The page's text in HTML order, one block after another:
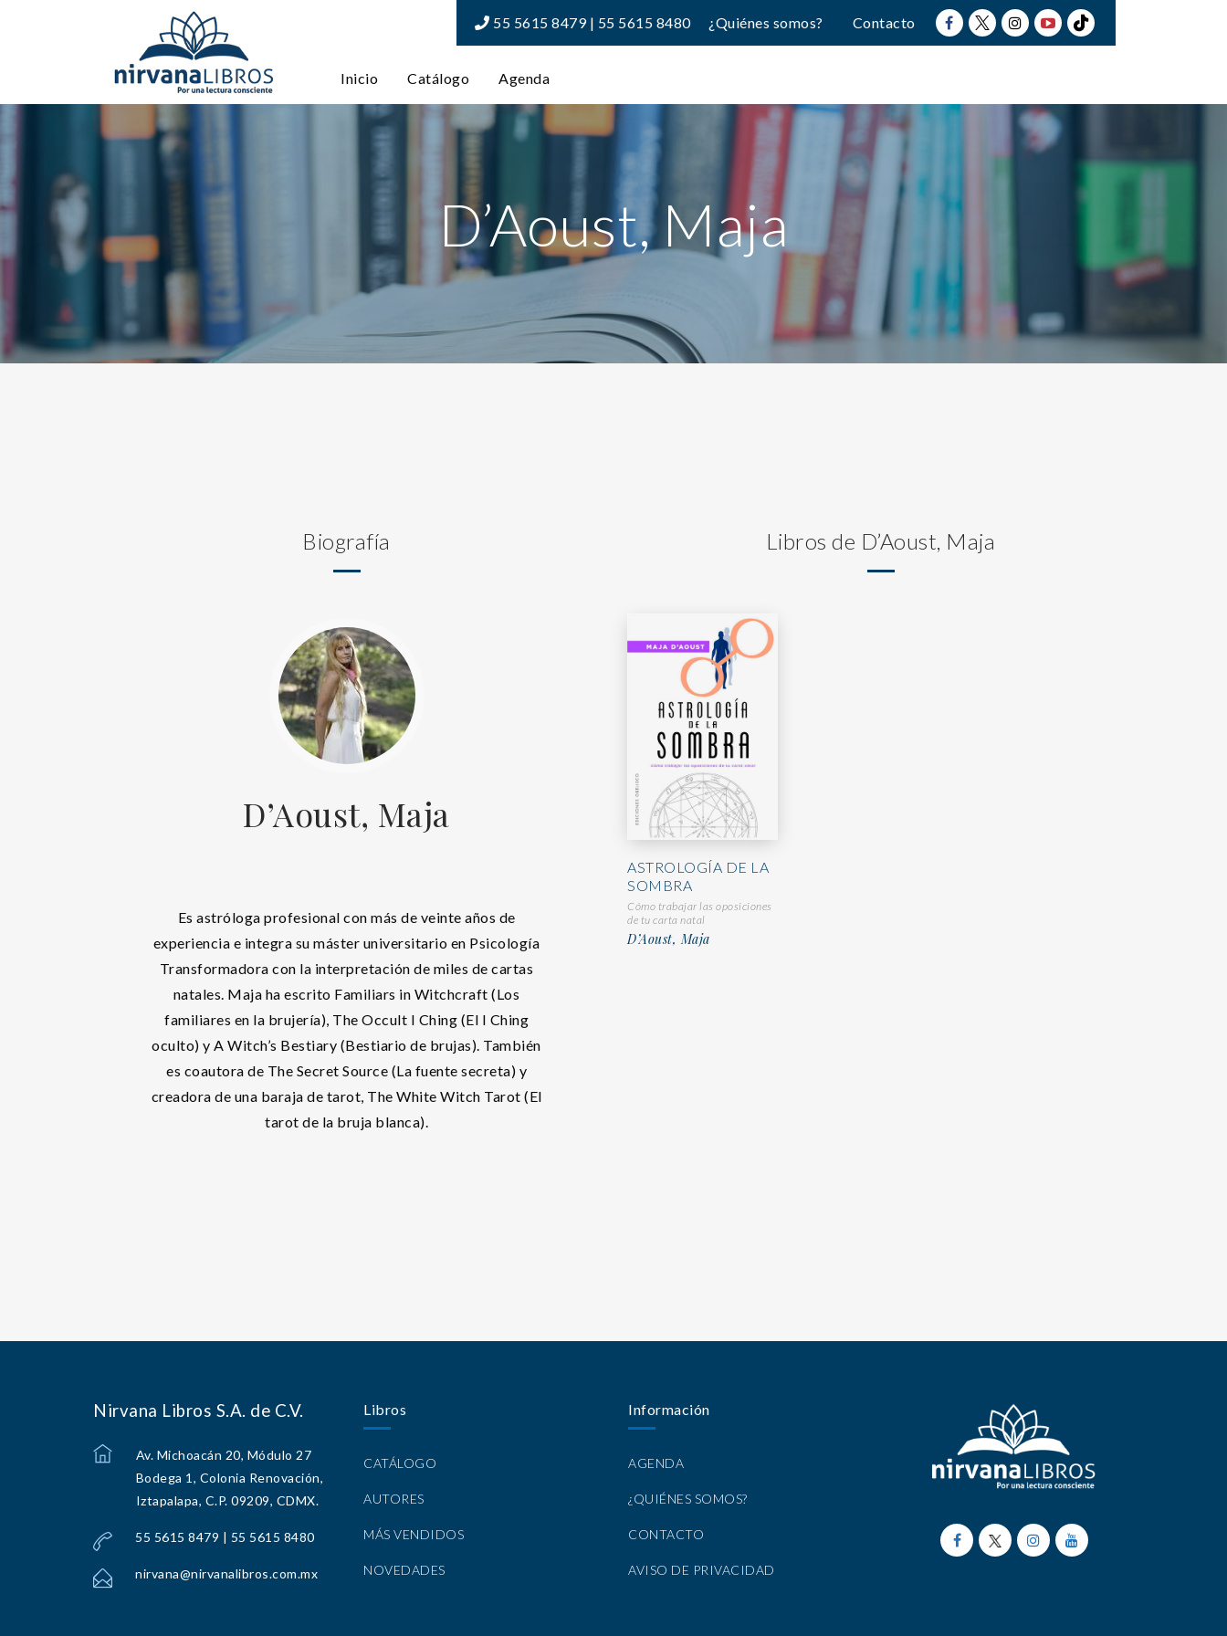
55 5615 8479 | 55 5615 8480 ¿Quiénes somos? Contacto
Inicio Catálogo Agenda
D’Aoust, Maja
Biografía
D’Aoust, Maja
Es astróloga profesional con más de veinte años de
experiencia e integra su máster universitario en Psicología
Transformadora con la interpretación de miles de cartas
natales. Maja ha escrito Familiars in Witchcraft (Los
familiares en la brujería), The Occult I Ching (El I Ching
oculto) y A Witch’s Bestiary (Bestiario de brujas). También
es coautora de The Secret Source (La fuente secreta) y
creadora de una baraja de tarot, The White Witch Tarot (El
tarot de la bruja blanca).
Libros de D’Aoust, Maja
ASTROLOGÍA DE LA
SOMBRA
Cómo trabajar las oposiciones
de tu carta natal
D’Aoust, Maja
Nirvana Libros S.A. de C.V.
Av. Michoacán 20, Módulo 27
Bodega 1, Colonia Renovación,
Iztapalapa, C.P. 09209, CDMX.
55 5615 8479 | 55 5615 8480
nirvana@nirvanalibros.com.mx
Libros
CATÁLOGO
AUTORES
MÁS VENDIDOS
NOVEDADES
Información
AGENDA
¿QUIÉNES SOMOS?
CONTACTO
AVISO DE PRIVACIDAD